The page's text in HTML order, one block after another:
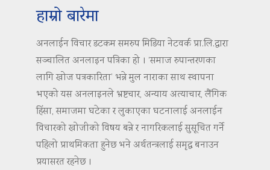
हाम्रो बारेमा
अनलाईन विचार डटकम समरुप मिडिया नेटवर्क प्रा.लि.द्वारा
सञ्चालित अनलाइन पत्रिका हो । ‘समाज रुपान्तरणका
लागि खोज पत्रकारिता’ भन्ने मुल नाराका साथ स्थापना
भएको यस अनलाइनले भ्रष्टचार, अन्याय अत्याचार, लैंगिक
हिंसा, समाजमा घटेका र लुकाएका घटनालाई अनलाईन
विचारको खोजीको विषय बन्ने र नागरिकलाई सुसूचित गर्ने
पहिलो प्राथमिकता हुनेछ भने अर्थतन्त्रलाई समृद्ध बनाउन
प्रयासरत रहनेछ ।